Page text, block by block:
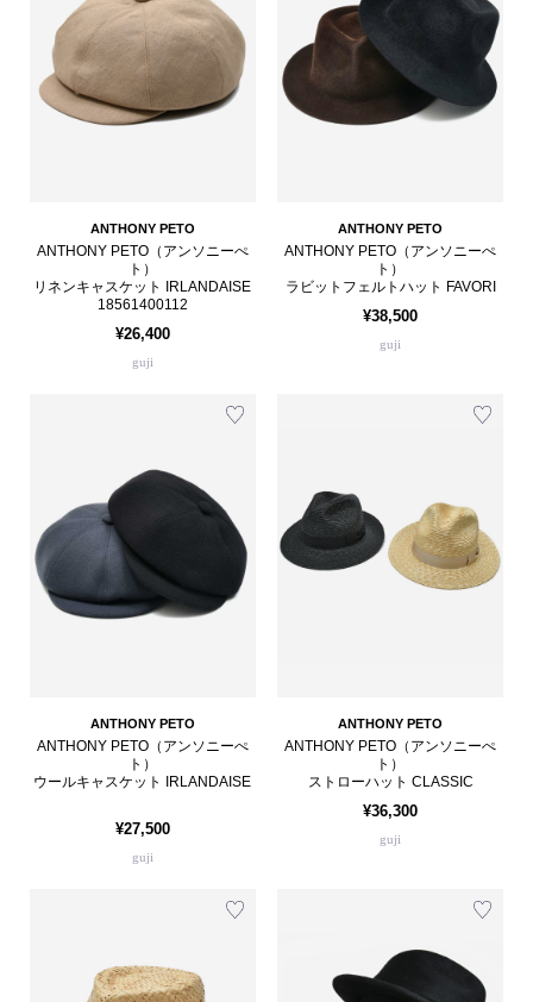
ANTHONY PETO
ANTHONY PETO（アンソニーぺ
ト）
リネンキャスケット IRLANDAISE
18561400112
¥26,400
guji
ANTHONY PETO
ANTHONY PETO（アンソニーぺ
ト）
ラビットフェルトハット FAVORI
¥38,500
guji
ANTHONY PETO
ANTHONY PETO（アンソニーぺ
ト）
ウールキャスケット IRLANDAISE
¥27,500
guji
ANTHONY PETO
ANTHONY PETO（アンソニーぺ
ト）
ストローハット CLASSIC
¥36,300
guji